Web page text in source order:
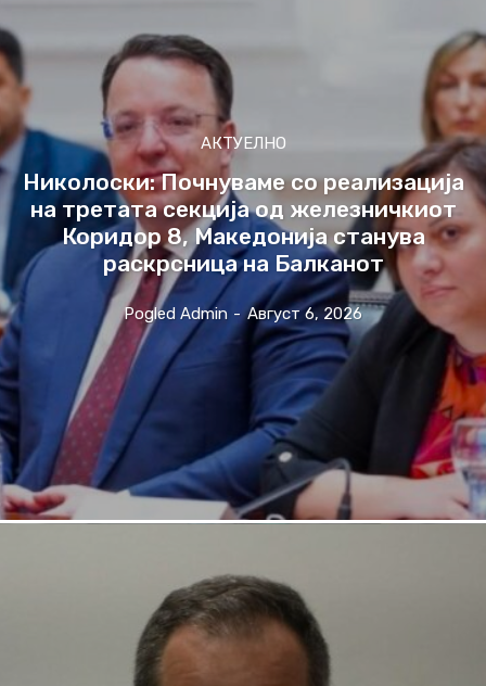
АКТУЕЛНО
Николоски: Почнуваме со реализација
на третата секција од железничкиот
Коридор 8, Македонија станува
раскрсница на Балканот
Pogled Admin - Август 6, 2026